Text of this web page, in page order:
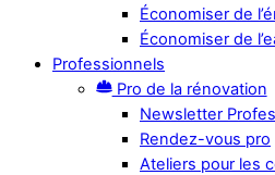
Économiser de
Économiser de
Professionnels
Pro de la rénovation
Newsletter
Rendez-vous pro
Ateliers pour les